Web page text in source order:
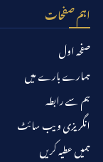
اہم صفحات
صفحہ اول
ہمارے بارے میں
ہم سے رابطہ
انگریزی ویب سائٹ
ہمیں عطیہ کریں